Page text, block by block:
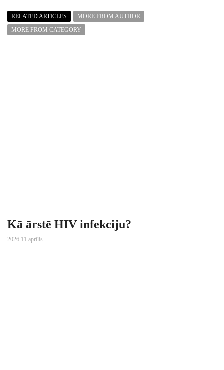
RELATED ARTICLES
MORE FROM AUTHOR
MORE FROM CATEGORY
Kā ārstē HIV infekciju?
2026 11 aprīlis